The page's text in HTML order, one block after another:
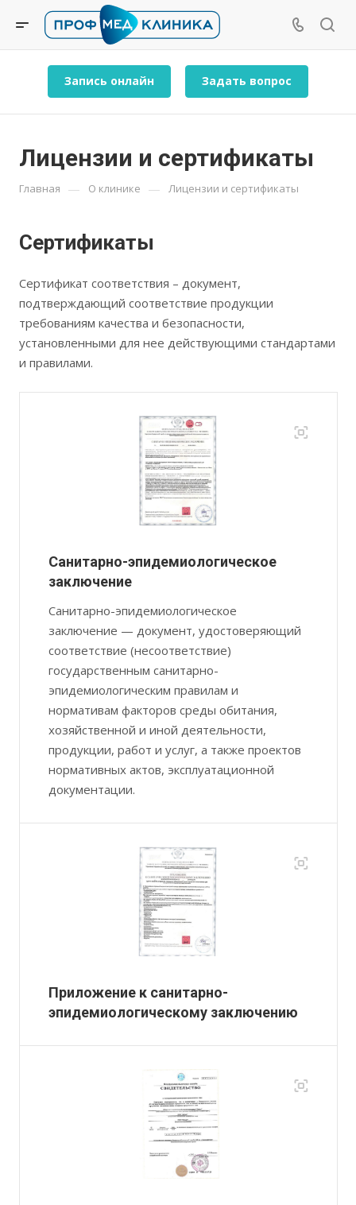
Запись онлайн Задать вопрос
Лицензии и сертификаты
Главная — О клинике — Лицензии и сертификаты
Сертификаты
Сертификат соответствия – документ,
подтверждающий соответствие продукции
требованиям качества и безопасности,
установленными для нее действующими стандартами
и правилами.
Санитарно-эпидемиологическое
заключение
Санитарно-эпидемиологическое
заключение — документ, удостоверяющий
соответствие (несоответствие)
государственным санитарно-
эпидемиологическим правилам и
нормативам факторов среды обитания,
хозяйственной и иной деятельности,
продукции, работ и услуг, а также проектов
нормативных актов, эксплуатационной
документации.
Приложение к санитарно-
эпидемиологическому заключению